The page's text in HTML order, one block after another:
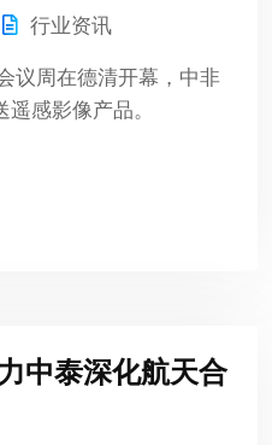
行业资讯
议周在德清开幕，中非
感影像产品。
中泰深化航天合